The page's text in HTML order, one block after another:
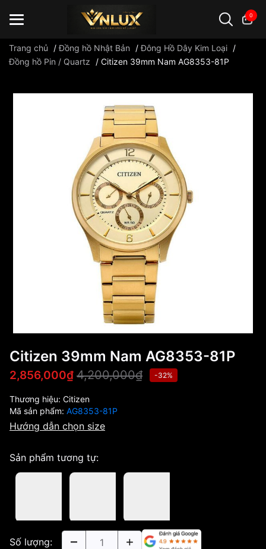
0
Trang chủ /Đồng hồ Nhật Bản /Đông Hồ Dây Kim Loại /
Đồng hồ Pin / Quartz
/ Citizen 39mm Nam AG8353-81P
Citizen 39mm Nam AG8353-81P
2,856,000₫ 4,200,000₫ -32%
Thương hiệu: Citizen
Mã sản phẩm: AG8353-81P
Hướng dẫn chọn size
Sản phẩm tương tự:
Số lượng: